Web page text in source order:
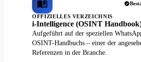
OFFIZIELLES VERZEICHNIS
i-Intelligence (OSINT
Aufgeführt auf der speziellen
OSINT-Handbuchs – einer der
Referenzen in der Branche.